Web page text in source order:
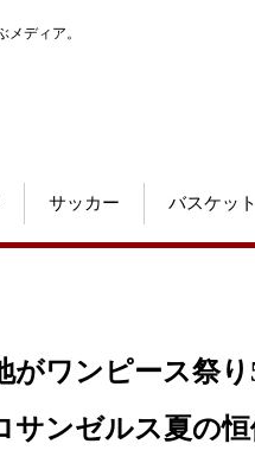
ディア。
サッカー バスケット
がワンピース祭
ンゼルス夏の恒